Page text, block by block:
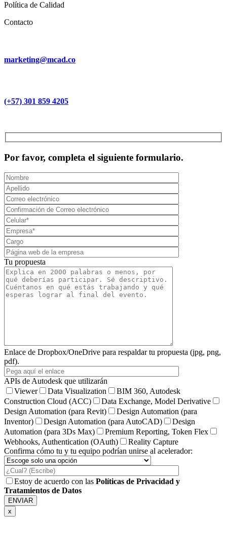
Política de Calidad
Contacto
marketing@mcad.co
(+57) 301 859 4205
Por favor, completa el siguiente formulario.
Tu propuesta
Enlace de Dropbox/OneDrive para respaldar tu propuesta (jpg, png,
pdf).
APIs de Autodesk que utilizarán
Viewer
Data Visualization
BIM 360, Autodesk
Construction Cloud (ACC)
Data Exchange, Model Derivative
Design Automation (para Revit)
Design Automation (para
Inventor)
Design Automation (para AutoCAD)
Design
Automation (para 3Ds Max)
Premium Reporting, Token Flex
Webhooks, Authentication (OAuth)
Reality Capture
Confirma cómo tu y tu equipo podrían unirse al acelerador:
Estoy de acuerdo con las Políticas de Privacidad y
Tratamientos de Datos
x